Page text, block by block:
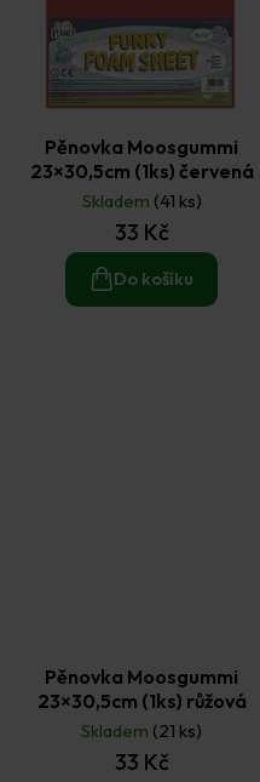
Pěnovka Moosgummi
23×30,5cm (1ks) červená
Skladem (41 ks)
33 Kč
Do košíku
Pěnovka Moosgummi
23×30,5cm (1ks) růžová
Skladem (21 ks)
33 Kč